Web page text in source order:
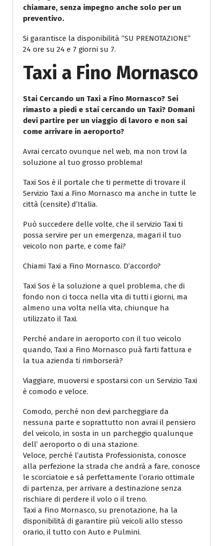
chiamare, senza impegno anche solo per un
preventivo.
Si garantisce la disponibilità “SU PRENOTAZIONE”
24 ore su 24 e 7 giorni su 7.
Taxi a Fino Mornasco
Stai Cercando un Taxi a Fino Mornasco? Sei
rimasto a piedi e stai cercando un Taxi? Domani
devi partire per un viaggio di lavoro e non sai
come arrivare in aeroporto?
Avrai cercato ovunque nel web, ma non trovi la
soluzione al tuo grosso problema!
Taxi Sos è il portale che ti permette di trovare il
Servizio Taxi a Fino Mornasco ma anche in tutte le
città (censite) d’Italia.
Può succedere delle volte, che il servizio Taxi ti
possa servire per un emergenza, magari il tuo
veicolo non parte, e come fai?
Chiami Taxi a Fino Mornasco. D’accordo?
Taxi Sos è la soluzione a quel problema, che di
fondo non ci tocca nella vita di tutti i giorni, ma
almeno una volta nella vita, chiunque ha
utilizzato il Taxi.
Perché andare in aeroporto con il tuo veicolo
quando, Taxi a Fino Mornasco puà farti fattura e
la tua azienda ti rimborserà?
Viaggiare, muoversi e spostarsi con un Servizio Taxi
è comodo e veloce.
Comodo, perché non devi parcheggiare da
nessuna parte e soprattutto non avrai il pensiero
del veicolo, in sosta in un parcheggio qualunque
dell’ aeroporto o di una stazione.
Veloce, perché l’autista Professionista, conosce
alla perfezione la strada che andrà a fare, conosce
le scorciatoie e sà perfettamente l’orario ottimale
di partenza, per arrivare a destinazione senza
rischiare di perdere il volo o il treno.
Taxi a Fino Mornasco, su prenotazione, ha la
disponibilità di garantire più veicoli allo stesso
orario, il tutto con Auto e Pulmini.